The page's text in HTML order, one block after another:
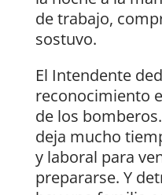
de trabajo,
sostuvo.
El Intendente
reconocimiento
de los
deja mucho
y laboral para
prepararse. Y